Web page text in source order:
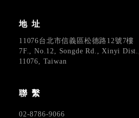
地址
11076台北市信義區松德路12號7樓
7F., No.12, Songde Rd., Xinyi
11076, Taiwan
聯繫
02-8786-9066